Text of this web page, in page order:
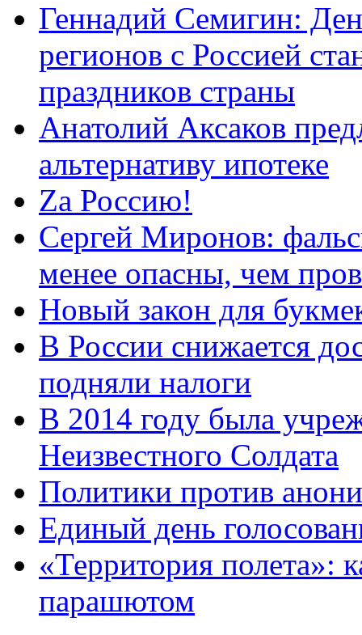
Геннадий Семигин:
регионов с Россией
праздников страны
Анатолий Аксаков
альтернативу ипотеке
Zа Россию!
Сергей Миронов:
менее опасны, чем
Новый закон для
В России снижается
подняли налоги
В 2014 году была
Неизвестного Солдата
Политики против
Единый день
«Территория полета»:
парашютом